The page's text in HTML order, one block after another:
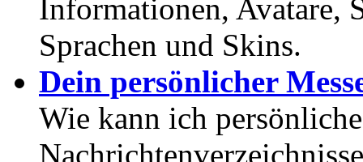
Informationen, Avatare,
Sprachen und Skins.
Dein persönlicher
Wie kann ich